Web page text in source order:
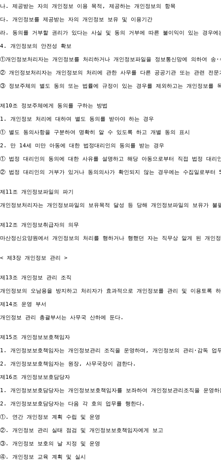
나. 제공받는 자의 개인정보 이용 목적, 제공하는 개인정보의 항목
다. 개인정보를 제공받는 자의 개인정보 보유 및 이용기간
라. 동의를 거부할 권리가 있다는 사실 및 동의 거부에 따른 불이익이 있는 경우에
4. 개인정보의 안전성 확보
①개인정보처리자는 개인정보를 처리하거나 개인정보파일을 정보통신망에 의하여
② 개인정보처리자는 개인정보의 처리에 관한 사무를 다른 공공기관 또는 관련 전
③ 정보주체의 별도 동의 또는 법률에 규정이 있는 경우를 제외하고는 개인정보를
제10조 정보주체에게 동의를 구하는 방법
1. 개인정보 처리에 대하여 별도 동의를 받아야 하는 경우
① 별도 동의사항을 구분하여 명확히 알 수 있도록 하고 개별 동의 표시
2. 만 14세 미만 아동에 대한 법정대리인의 동의를 받는 경우
① 법정 대리인의 동의에 대한 사유를 설명하고 해당 아동으로부터 직접 법정 대리
② 법정 대리인의 거부가 있거나 동의의사가 확인되지 않는 경우에는 수집일로부터
제11조 개인정보파일의 파기
개인정보처리자는 개인정보파일의 보유목적 달성 등 당해 개인정보파일의 보유가
제12조 개인정보취급자의 의무
마산정신요양원에서 개인정보의 처리를 행하거나 행했던 자는 직무상 알게 된 개
< 제3장 개인정보 관리 >
제13조 개인정보 관리 조직
개인정보의 오남용을 방지하고 처리자가 효과적으로 개인정보를 관리 및 이용토록
제14조 운영 부서
개인정보 관리 총괄부서는 사무국 산하에 둔다.
제15조 개인정보보호책임자
1. 개인정보보호책임자는 개인정보관리 조직을 운영하며, 개인정보의 관리·감독 업
2. 개인정보보호책임자는 원장, 사무국장이 겸한다.
제16조 개인정보보호담당자
1. 개인정보보호담당자는 개인정보보호책임자를 보좌하여 개인정보관리조직을 운영
2. 개인정보보호담당자는 다음 각 호의 업무를 행한다.
①. 연간 개인정보 계획 수립 및 운영
②. 개인정보 관리 실태 점검 및 개인정보보호책임자에게 보고
③. 개인정보 보호의 날 지정 및 운영
④. 개인정보 교육 계획 및 실시